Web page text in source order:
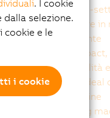
Trend-
Gestire
corrente
Usabilità
The
machine
Wiring
. I cookie
selezione.
cookie e le
i cookie